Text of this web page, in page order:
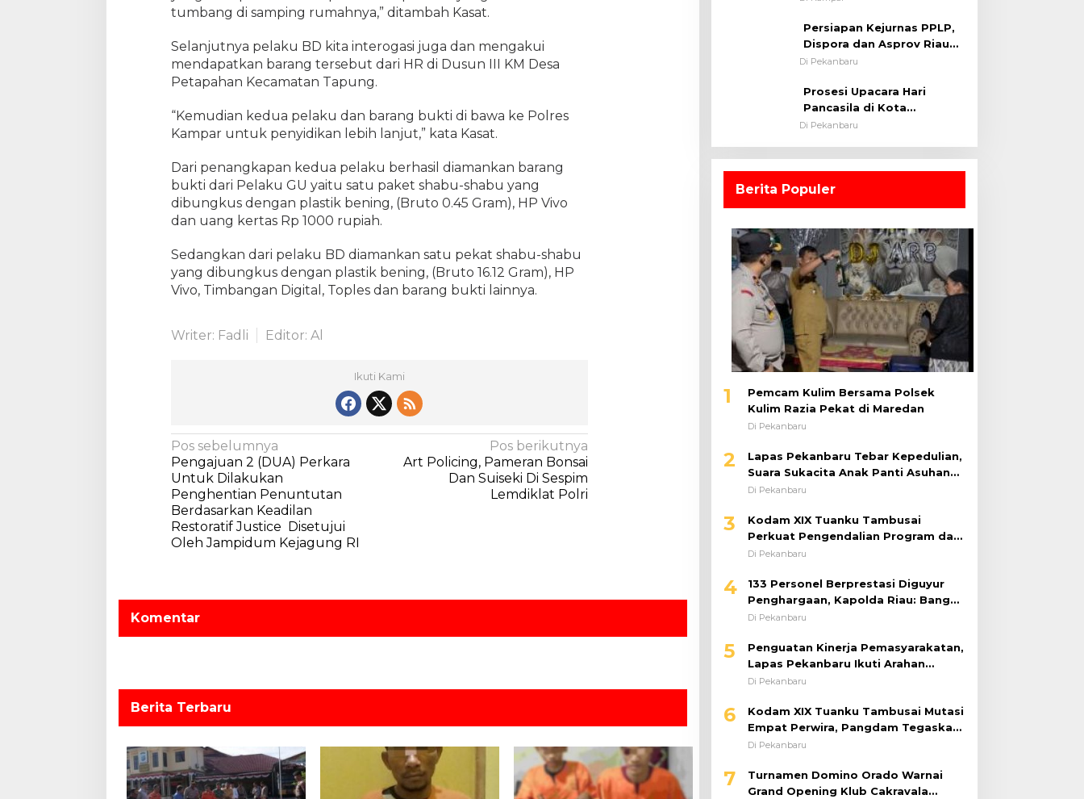
tumbang di samping rumahnya,” ditambah Kasat.
Selanjutnya pelaku BD kita interogasi juga dan mengakui
mendapatkan barang tersebut dari HR di Dusun III KM Desa
Petapahan Kecamatan Tapung.
“Kemudian kedua pelaku dan barang bukti di bawa ke Polres
Kampar untuk penyidikan lebih lanjut,” kata Kasat.
Dari penangkapan kedua pelaku berhasil diamankan barang
bukti dari Pelaku GU yaitu satu paket shabu-shabu yang
dibungkus dengan plastik bening, (Bruto 0.45 Gram), HP Vivo
dan uang kertas Rp 1000 rupiah.
Sedangkan dari pelaku BD diamankan satu pekat shabu-shabu
yang dibungkus dengan plastik bening, (Bruto 16.12 Gram), HP
Vivo, Timbangan Digital, Toples dan barang bukti lainnya.
Writer: Fadli Editor: Al
Ikuti Kami
N
a
v
i
g
i
p
Pos sebelumnya
Pengajuan 2 (DUA) Perkara
Untuk Dilakukan
Penghentian Penuntutan
Berdasarkan Keadilan
Restoratif Justice Disetujui
Oleh Jampidum Kejagung RI
Pos berikutnya
Art Policing, Pameran Bonsai
Dan Suiseki Di Sespim
Lemdiklat Polri
Komentar
Berita Terbaru
Persiapan Kejurnas PPLP,
Dispora dan Asprov Riau
Tinjau Kelayakan Rumput
Di Pekanbaru
Prosesi Upacara Hari
Pancasila di Kota
Pekanbaru Tetap Khidmat
Di Pekanbaru
Berita Populer
1
Pemcam Kulim Bersama Polsek
Kulim Razia Pekat di Maredan
Di Pekanbaru
2
Lapas Pekanbaru Tebar Kepedulian,
Suara Sukacita Anak Panti Asuhan
Kemuliaan Iringi Bantuan Sosial
Di Pekanbaru
3
Kodam XIX Tuanku Tambusai
Perkuat Pengendalian Program dan
Implementasi Doktrin TNI AD
Di Pekanbaru
4
133 Personel Berprestasi Diguyur
Penghargaan, Kapolda Riau: Bangun
Kepercayaan Publik dengan Karya
Di Pekanbaru
5
Penguatan Kinerja Pemasyarakatan,
Lapas Pekanbaru Ikuti Arahan
Dirjenpas Secara Virtual
Di Pekanbaru
6
Kodam XIX Tuanku Tambusai Mutasi
Empat Perwira, Pangdam Tegaskan
Regenerasi untuk Perkuat Kinerja
Di Pekanbaru
7
Turnamen Domino Orado Warnai
Grand Opening Klub Cakravala